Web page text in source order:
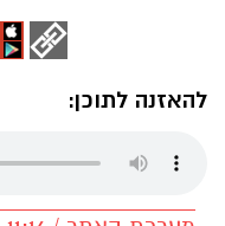
להאזנה לתוכן: